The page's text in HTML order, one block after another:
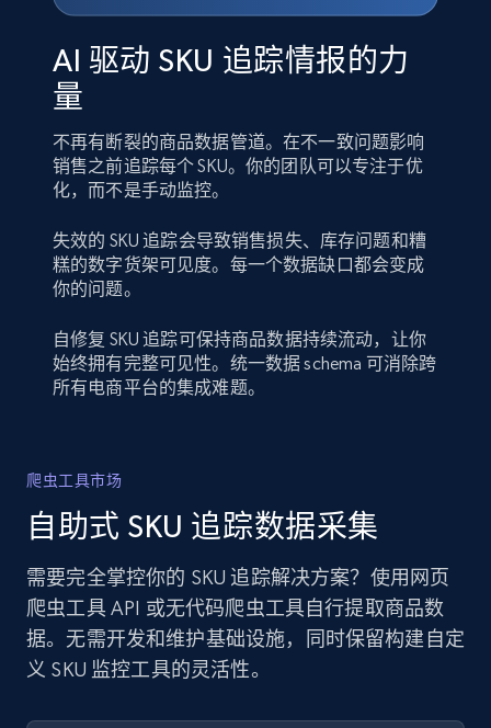
AI 驱动 SKU 追踪情报的力
量
不再有断裂的商品数据管道。在不一致问题影响
销售之前追踪每个 SKU。你的团队可以专注于优
化，而不是手动监控。
失效的 SKU 追踪会导致销售损失、库存问题和糟
糕的数字货架可见度。每一个数据缺口都会变成
你的问题。
自修复 SKU 追踪可保持商品数据持续流动，让你
始终拥有完整可见性。统一数据 schema 可消除跨
所有电商平台的集成难题。
爬虫工具市场
自助式 SKU 追踪数据采集
需要完全掌控你的 SKU 追踪解决方案？使用网页
爬虫工具 API 或无代码爬虫工具自行提取商品数
据。无需开发和维护基础设施，同时保留构建自定
义 SKU 监控工具的灵活性。